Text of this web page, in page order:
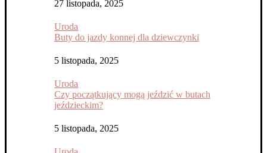
27 listopada, 2025
Uroda
Buty do jazdy konnej dla dziewczynki
5 listopada, 2025
Uroda
Czy początkujący mogą jeździć w butach
jeździeckim?
5 listopada, 2025